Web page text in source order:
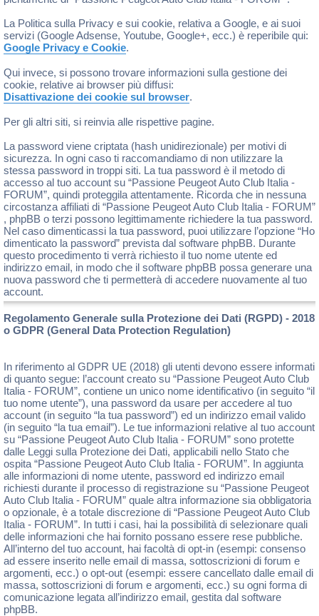
La Politica sulla Privacy e sui cookie, relativa a Google, e ai suoi
servizi (Google Adsense, Youtube, Google+, ecc.) è reperibile qui:
Google Privacy e Cookie.
Qui invece, si possono trovare informazioni sulla gestione dei
cookie, relative ai browser più diffusi:
Disattivazione dei cookie sul browser.
Per gli altri siti, si reinvia alle rispettive pagine.
La password viene criptata (hash unidirezionale) per motivi di
sicurezza. In ogni caso ti raccomandiamo di non utilizzare la
stessa password in troppi siti. La tua password è il metodo di
accesso al tuo account su “Passione Peugeot Auto Club Italia -
FORUM”, quindi proteggila attentamente. Ricorda che in nessuna
circostanza affiliati di “Passione Peugeot Auto Club Italia - FORUM”
, phpBB o terzi possono legittimamente richiedere la tua password.
Nel caso dimenticassi la tua password, puoi utilizzare l’opzione “Ho
dimenticato la password” prevista dal software phpBB. Durante
questo procedimento ti verrà richiesto il tuo nome utente ed
indirizzo email, in modo che il software phpBB possa generare una
nuova password che ti permetterà di accedere nuovamente al tuo
account.
Regolamento Generale sulla Protezione dei Dati (RGPD) - 2018
o GDPR (General Data Protection Regulation)
In riferimento al GDPR UE (2018) gli utenti devono essere informati
di quanto segue: l’account creato su “Passione Peugeot Auto Club
Italia - FORUM”, contiene un unico nome identificativo (in seguito “il
tuo nome utente”), una password da usare per accedere al tuo
account (in seguito “la tua password”) ed un indirizzo email valido
(in seguito “la tua email”). Le tue informazioni relative al tuo account
su “Passione Peugeot Auto Club Italia - FORUM” sono protette
dalle Leggi sulla Protezione dei Dati, applicabili nello Stato che
ospita “Passione Peugeot Auto Club Italia - FORUM”. In aggiunta
alle informazioni di nome utente, password ed indirizzo email
richiesti durante il processo di registrazione su “Passione Peugeot
Auto Club Italia - FORUM” quale altra informazione sia obbligatoria
o opzionale, è a totale discrezione di “Passione Peugeot Auto Club
Italia - FORUM”. In tutti i casi, hai la possibilità di selezionare quali
delle informazioni che hai fornito possano essere rese pubbliche.
All’interno del tuo account, hai facoltà di opt-in (esempi: consenso
ad essere inserito nelle email di massa, sottoscrizioni di forum e
argomenti, ecc.) o opt-out (esempi: essere cancellato dalle email di
massa, sottoscrizioni di forum e argomenti, ecc.) su ogni forma di
comunicazione legata all’indirizzo email, gestita dal software
phpBB.